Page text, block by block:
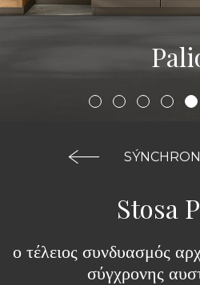
Stosa
ο τέλειος συνδυασμός
σύγχρονης